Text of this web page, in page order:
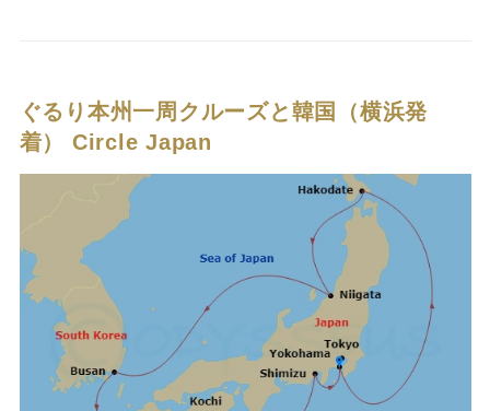
ぐるり本州一周クルーズと韓国（横浜発
着） Circle Japan